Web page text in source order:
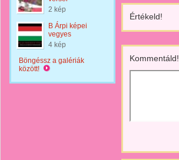
2 kép
B Árpi képei
vegyes
4 kép
Böngéssz a galériák
között!
Értékeld!
Kommentáld!